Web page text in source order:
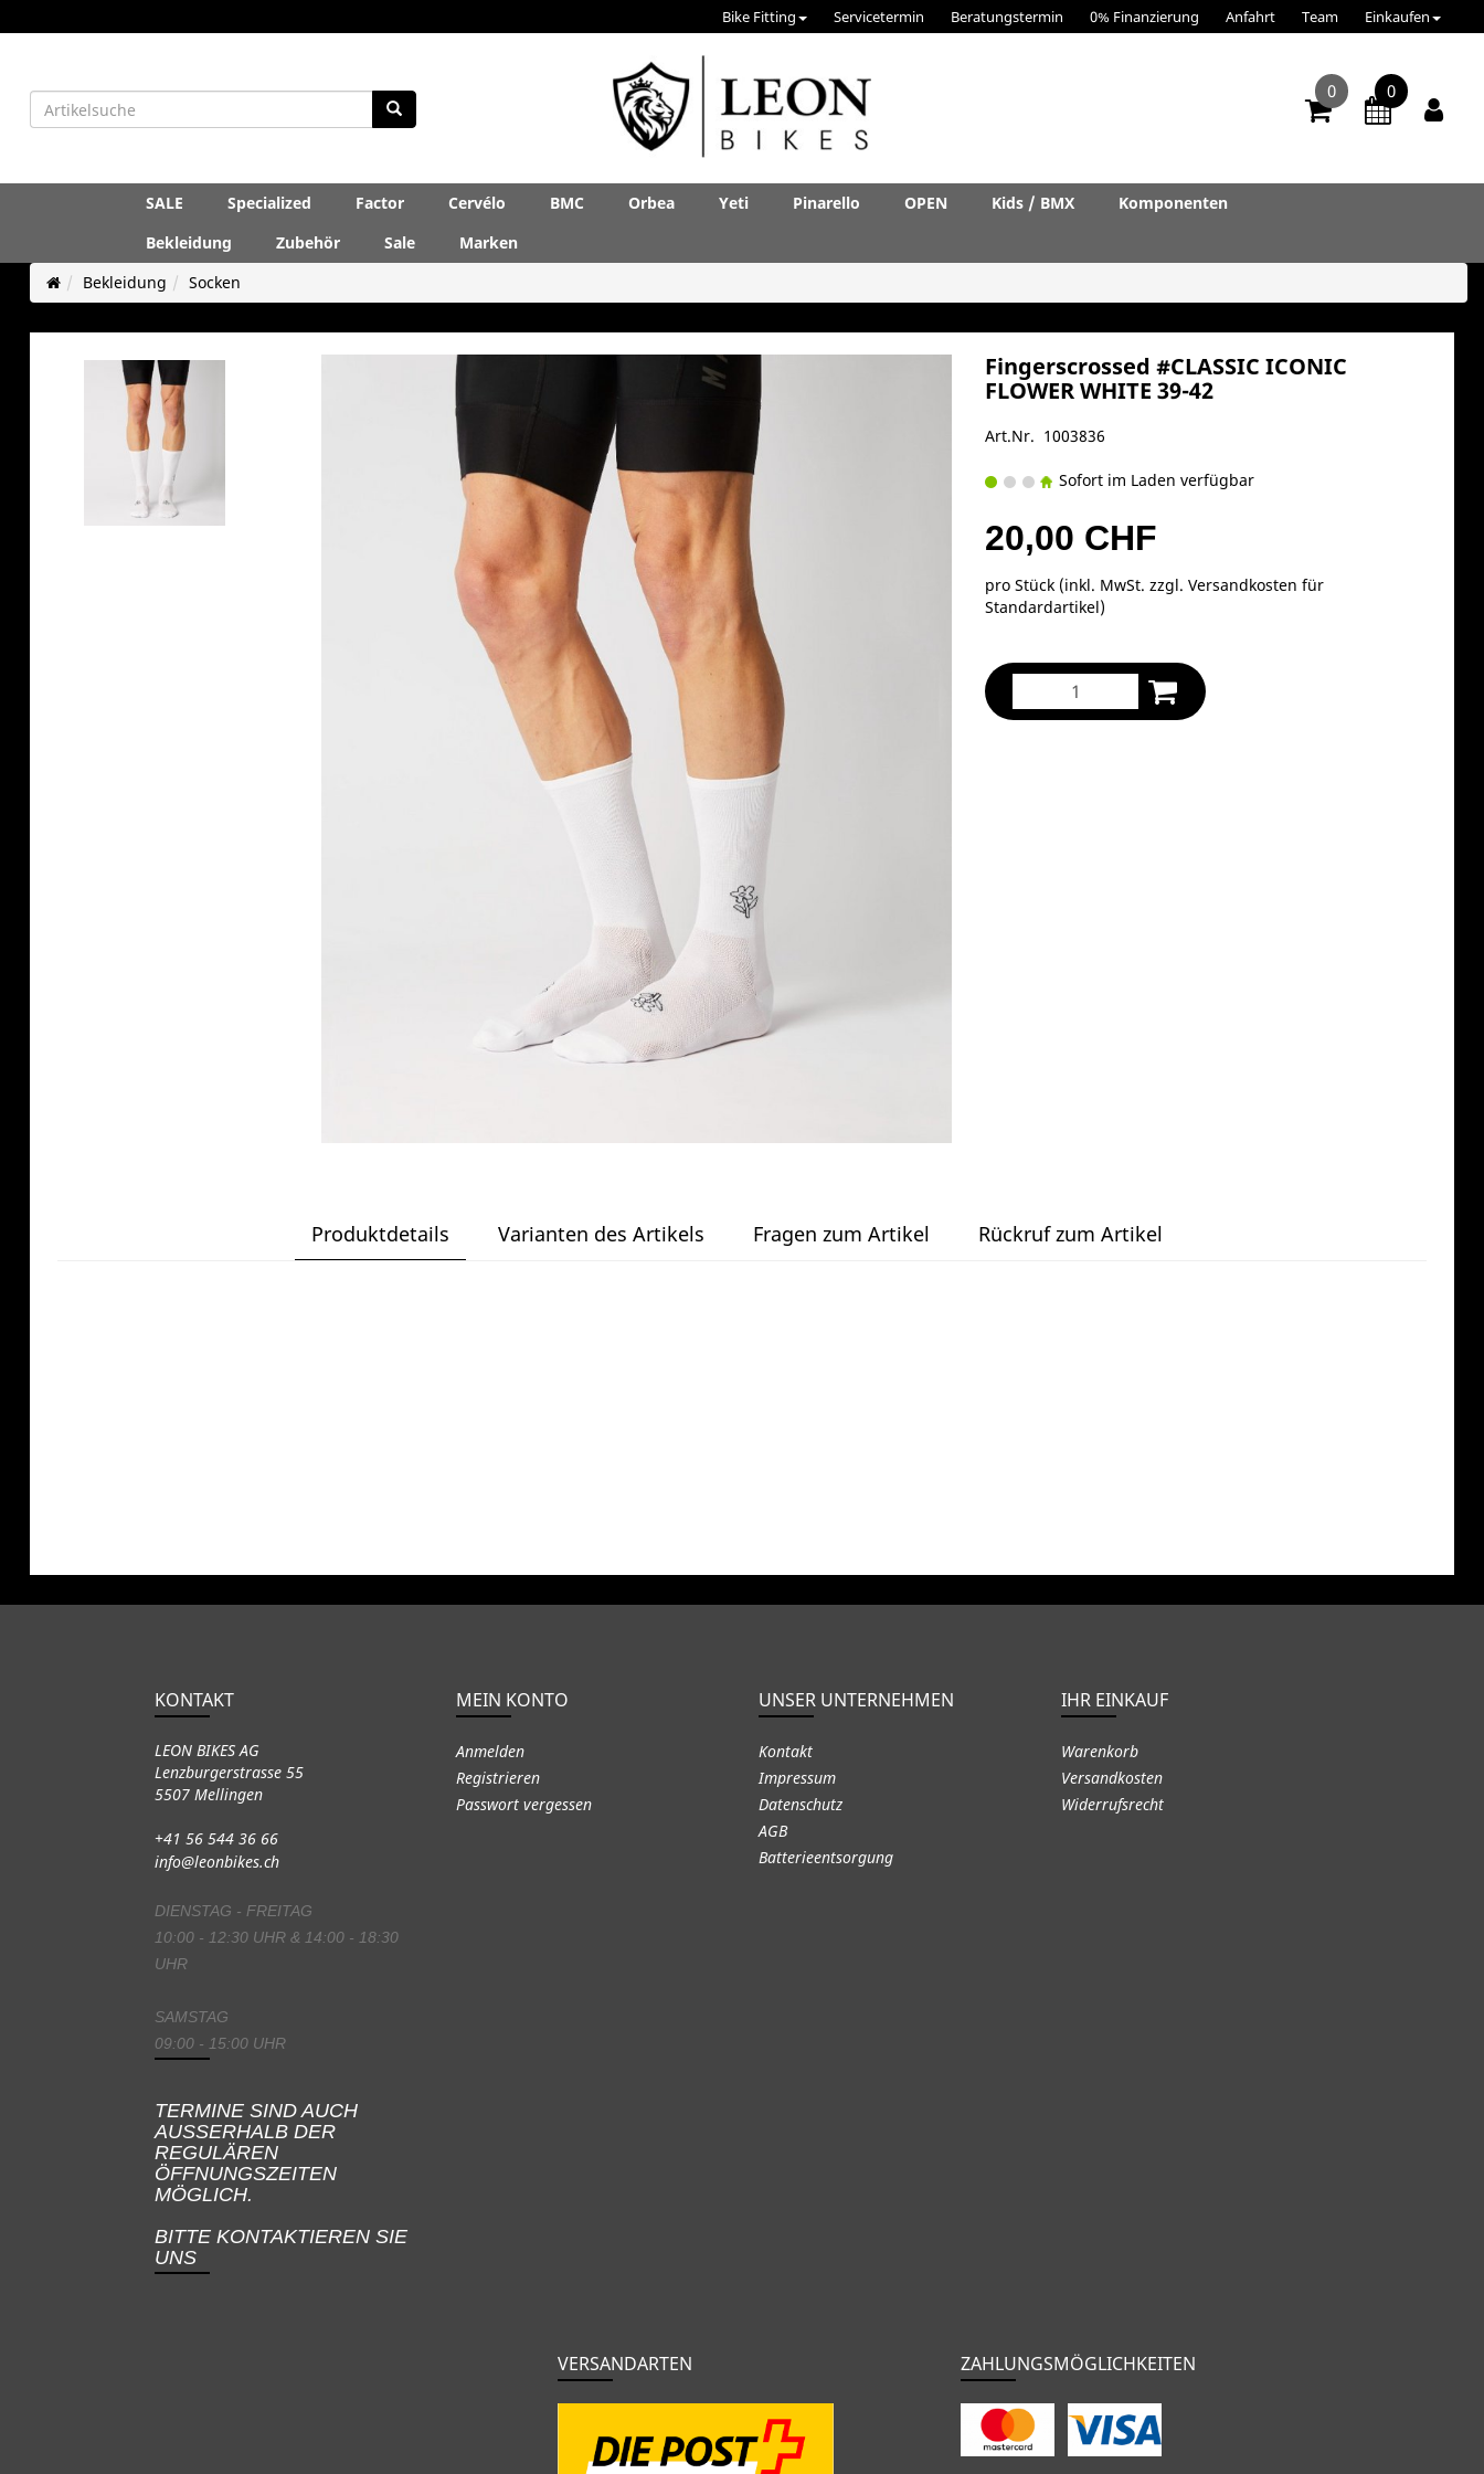
Bike Fitting Servicetermin Beratungstermin 0% Finanzierung Anfahrt Team Einkaufen
0 0
SALE Specialized Factor Cervélo BMC Orbea Yeti Pinarello OPEN Kids / BMX
Komponenten
Bekleidung
Zubehör Sale
Marken
Bekleidung
Socken
Fingerscrossed #CLASSIC ICONIC
FLOWER WHITE 39-42
Art.Nr. 1003836
Sofort im Laden verfügbar
20,00 CHF
pro Stück (inkl. MwSt. zzgl.Versandkosten für
Standardartikel)
Produktdetails Varianten des Artikels Fragen zum Artikel Rückruf zum Artikel
KONTAKT
LEON BIKES AG
Lenzburgerstrasse 55
5507 Mellingen
+41 56 544 36 66
info@leonbikes.ch
DIENSTAG - FREITAG
10:00 - 12:30 UHR & 14:00 - 18:30
UHR
SAMSTAG
09:00 - 15:00 UHR
TERMINE SIND AUCH
AUSSERHALB DER
REGULÄREN
ÖFFNUNGSZEITEN
MÖGLICH.
BITTE KONTAKTIEREN SIE
UNS
MEIN KONTO
Anmelden
Registrieren
Passwort vergessen
UNSER UNTERNEHMEN
Kontakt
Impressum
Datenschutz
AGB
Batterieentsorgung
IHR EINKAUF
Warenkorb
Versandkosten
Widerrufsrecht
VERSANDARTEN ZAHLUNGSMÖGLICHKEITEN